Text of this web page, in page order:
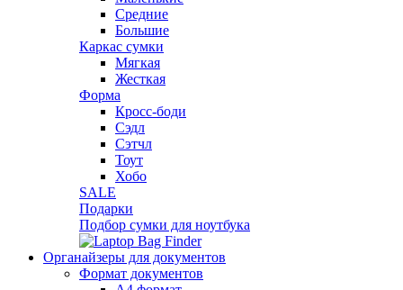
Средние
Большие
Каркас сумки
Мягкая
Жесткая
Форма
Кросс-боди
Сэдл
Сэтчл
Тоут
Хобо
SALE
Подарки
Подбор сумки для ноутбука
Органайзеры для документов
Формат документов